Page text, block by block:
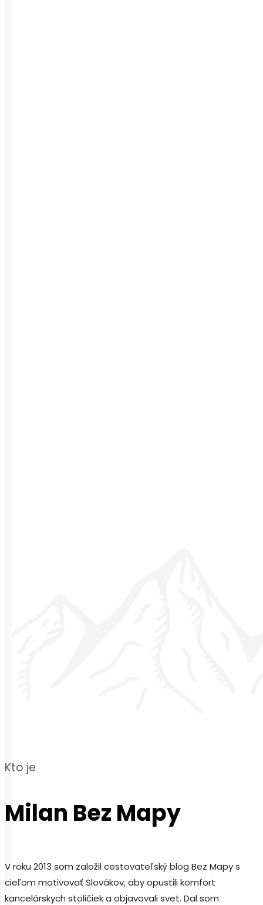
Kto je
Milan Bez Mapy
V roku 2013 som založil cestovateľský blog Bez Mapy s
cieľom motivovať Slovákov, aby opustili komfort
kancelárskych stoličiek a objavovali svet. Dal som